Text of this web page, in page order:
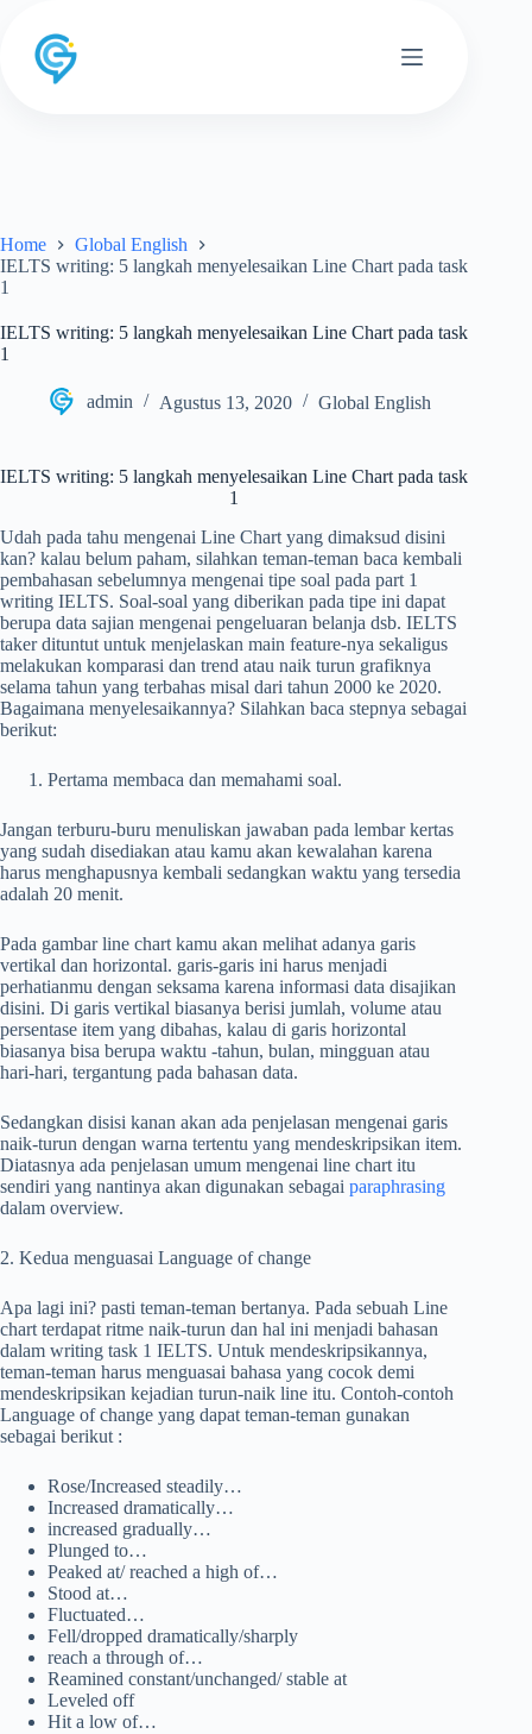
content
Home
Global English
IELTS writing: 5 langkah menyelesaikan Line Chart pada task
1
IELTS writing: 5 langkah menyelesaikan Line Chart pada task
1
admin Agustus 13, 2020 Global English
IELTS writing: 5 langkah menyelesaikan Line Chart pada task
1
Udah pada tahu mengenai Line Chart yang dimaksud disini
kan? kalau belum paham, silahkan teman-teman baca kembali
pembahasan sebelumnya mengenai tipe soal pada part 1
writing IELTS. Soal-soal yang diberikan pada tipe ini dapat
berupa data sajian mengenai pengeluaran belanja dsb. IELTS
taker dituntut untuk menjelaskan main feature-nya sekaligus
melakukan komparasi dan trend atau naik turun grafiknya
selama tahun yang terbahas misal dari tahun 2000 ke 2020.
Bagaimana menyelesaikannya? Silahkan baca stepnya sebagai
berikut:
Pertama membaca dan memahami soal.
Jangan terburu-buru menuliskan jawaban pada lembar kertas
yang sudah disediakan atau kamu akan kewalahan karena
harus menghapusnya kembali sedangkan waktu yang tersedia
adalah 20 menit.
Pada gambar line chart kamu akan melihat adanya garis
vertikal dan horizontal. garis-garis ini harus menjadi
perhatianmu dengan seksama karena informasi data disajikan
disini. Di garis vertikal biasanya berisi jumlah, volume atau
persentase item yang dibahas, kalau di garis horizontal
biasanya bisa berupa waktu -tahun, bulan, mingguan atau
hari-hari, tergantung pada bahasan data.
Sedangkan disisi kanan akan ada penjelasan mengenai garis
naik-turun dengan warna tertentu yang mendeskripsikan item.
Diatasnya ada penjelasan umum mengenai line chart itu
sendiri yang nantinya akan digunakan sebagai paraphrasing
dalam overview.
2. Kedua menguasai Language of change
Apa lagi ini? pasti teman-teman bertanya. Pada sebuah Line
chart terdapat ritme naik-turun dan hal ini menjadi bahasan
dalam writing task 1 IELTS. Untuk mendeskripsikannya,
teman-teman harus menguasai bahasa yang cocok demi
mendeskripsikan kejadian turun-naik line itu. Contoh-contoh
Language of change yang dapat teman-teman gunakan
sebagai berikut :
Rose/Increased steadily…
Increased dramatically…
increased gradually…
Plunged to…
Peaked at/ reached a high of…
Stood at…
Fluctuated…
Fell/dropped dramatically/sharply
reach a through of…
Reamined constant/unchanged/ stable at
Leveled off
Hit a low of…